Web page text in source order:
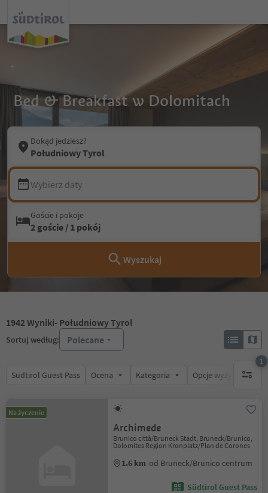
Bed & Breakfast w Dolomitach
Dokąd jedziesz?
Południowy Tyrol
Wybierz daty
Goście i pokoje
2 goście / 1 pokój
Wyszukaj
1942Wyniki- Południowy Tyrol
Sortuj według: Polecane
Südtirol Guest Pass Ocena Kategoria Opcje wyżywienia
1
1
Na życzenie
Archimede
Brunico città/Bruneck Stadt, Bruneck/Brunico,
Dolomites Region Kronplatz/Plan de Corones
1.6 km od Bruneck/Brunico centrum
Südtirol Guest Pass